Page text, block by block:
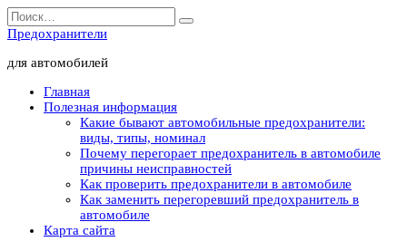
Перейти
к
содержанию
Search
for:
Предохранители
для автомобилей
Главная
Полезная информация
Какие бывают автомобильные предохранители:
виды, типы, номинал
Почему перегорает предохранитель в автомобиле
причины неисправностей
Как проверить предохранители в автомобиле
Как заменить перегоревший предохранитель в
автомобиле
Карта сайта